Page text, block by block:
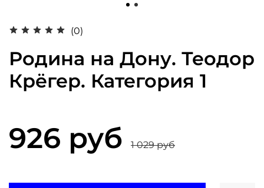
(0)
Родина на Дону. Теодор
Крёгер. Категория 1
926 руб 1 029 руб